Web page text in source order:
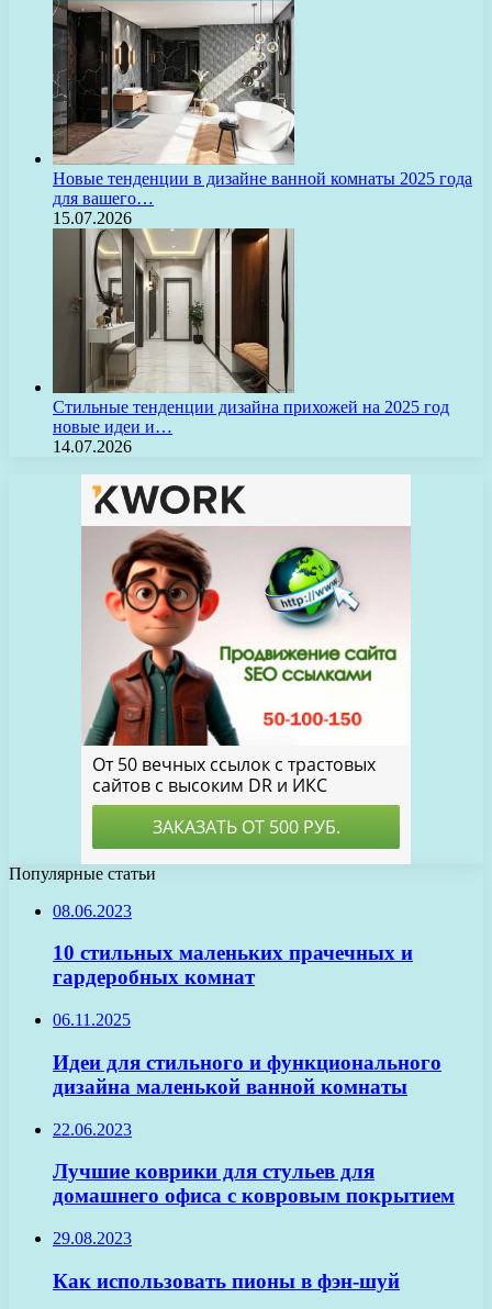
Новые тенденции в дизайне ванной комнаты 2025 года
для вашего…
15.07.2026
Стильные тенденции дизайна прихожей на 2025 год
новые идеи и…
14.07.2026
Популярные статьи
08.06.2023
10 стильных маленьких прачечных и
гардеробных комнат
06.11.2025
Идеи для стильного и функционального
дизайна маленькой ванной комнаты
22.06.2023
Лучшие коврики для стульев для
домашнего офиса с ковровым покрытием
29.08.2023
Как использовать пионы в фэн-шуй